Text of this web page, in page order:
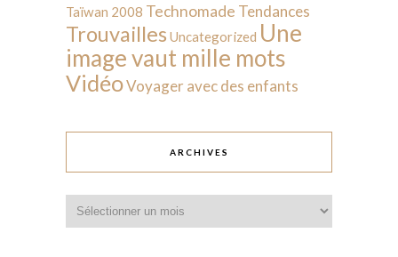
Taïwan 2008 Technomade Tendances
Trouvailles Uncategorized Une
image vaut mille mots
VidéoVoyager avec des enfants
ARCHIVES